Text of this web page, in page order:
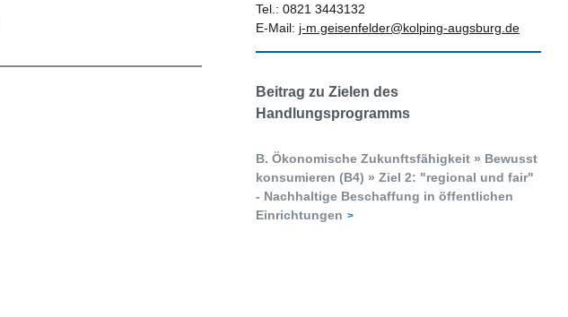
Tel.: 0821 3443132
E-Mail: j-m.geisenfelder@kolping-augsburg.de
Beitrag zu Zielen des
Handlungsprogramms
B. Ökonomische Zukunftsfähigkeit » Bewusst
konsumieren (B4) » Ziel 2: "regional und fair"
- Nachhaltige Beschaffung in öffentlichen
Einrichtungen